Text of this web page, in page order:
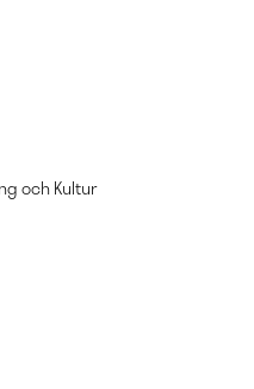
och Kultur